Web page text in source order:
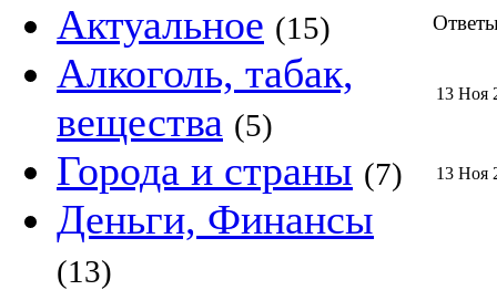
Актуальное (15)
Алкоголь, табак,
вещества (5)
Города и страны (7)
Деньги, Финансы
(13)
13 Ноя
13 Ноя